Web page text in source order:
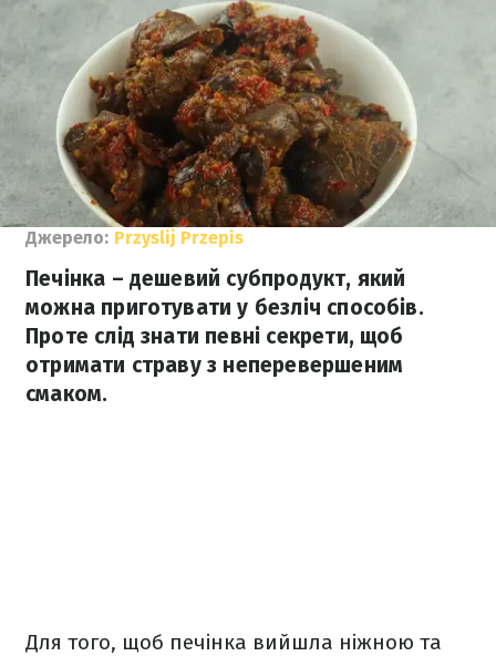
Джерело: Przyslij Przepis
Печінка – дешевий субпродукт, який
можна приготувати у безліч способів.
Проте слід знати певні секрети, щоб
отримати страву з неперевершеним
смаком.
Для того, щоб печінка вийшла ніжною та